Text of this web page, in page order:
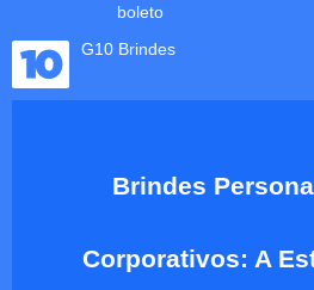
boleto
G10 Brindes
Brindes
Corporativos: A